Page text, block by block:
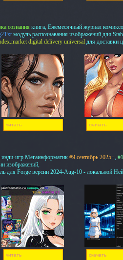
сознания книга, Ежемесячный журнал
модуль распознавания изображений для
digital delivery universal для доставки
читать скачать
игр Мегаинформатик #9 сентябрь 2025+,
изображений,
для Forge версии 2024-Aug-10 - локальной
читать скачать